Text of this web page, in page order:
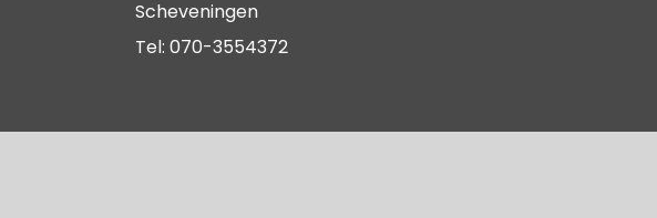
Scheveningen
Tel: 070-3554372